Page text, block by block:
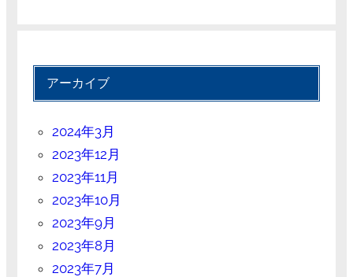
アーカイブ
2024年3月
2023年12月
2023年11月
2023年10月
2023年9月
2023年8月
2023年7月